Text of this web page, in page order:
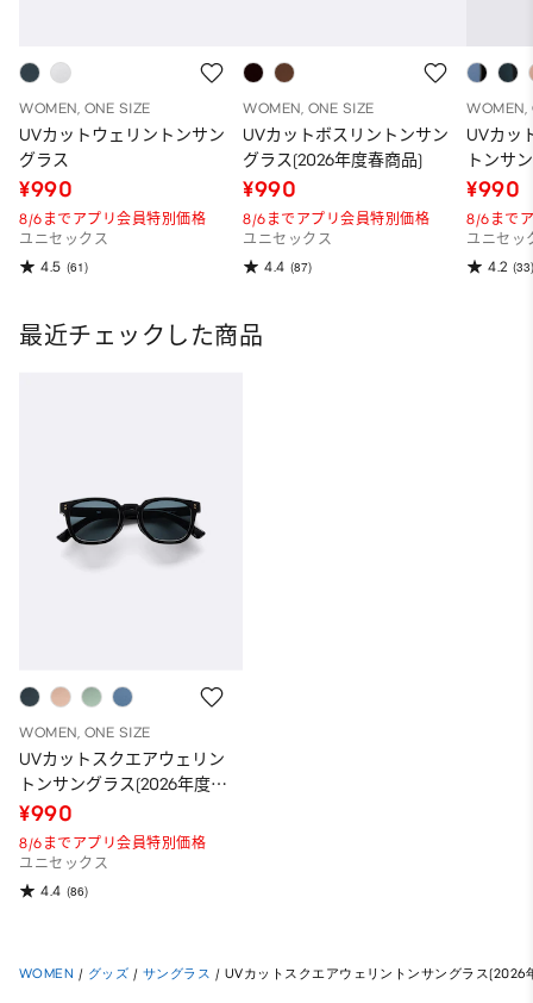
WOMEN, ONE SIZE
UVカットウェリントンサン
グラス
¥990
8/6までアプリ会員特別価格
ユニセックス
4.5 (61)
WOMEN, ONE SIZE
UVカットボスリントンサン
グラス(2026年度春商品)
¥990
8/6までアプリ会員特別価格
ユニセックス
4.4 (87)
WOMEN,
UVカッ
トンサ
¥990
8/6まで
ユニセッ
4.2 (33)
最近チェックした商品
WOMEN, ONE SIZE
UVカットスクエアウェリン
トンサングラス(2026年度春
商品)
¥990
8/6までアプリ会員特別価格
ユニセックス
4.4 (86)
WOMEN / グッズ / サングラス / UVカットスクエアウェリントンサングラス(2026